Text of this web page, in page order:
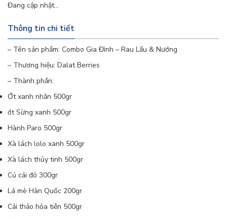
Cải thảo hỏa tiễn– 500gr
Tần ô – 500gr
Nấm hương
Tất cả đều được tuyển chọn từ nguồn rau sạch,
đạt chuẩn an toàn thực phẩm, đảm bảo tươi ngon
từ nông trại đến bàn ăn.
Giá trị dinh dưỡng trong Combo Gia Đình – Rau
Lẩu & Nướng
Combo Gia Đình – Rau Lẩu & Nướng
Đang cập nhật...
Thông tin chi tiết
– Tên sản phẩm: Combo Gia Đình – Rau Lẩu & Nướng
– Thương hiệu: Dalat Berries
– Thành phần:
Ớt xanh nhăn 500gr
ớt Sừng xanh 500gr
Hành Paro 500gr
Xà lách lolo xanh 500gr
Xà lách thủy tinh 500gr
Củ cải đỏ 300gr
Lá mè Hàn Quốc 200gr
Cải thảo hỏa tiễn 500gr